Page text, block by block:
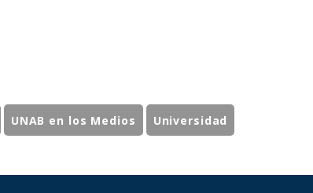
UNAB en los Medios Universidad